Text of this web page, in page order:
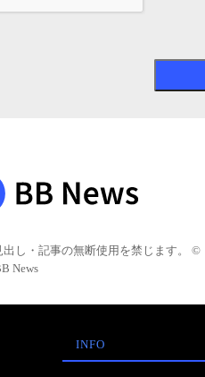
出し・記事の無断使用を禁じます。 ©
News
INFO